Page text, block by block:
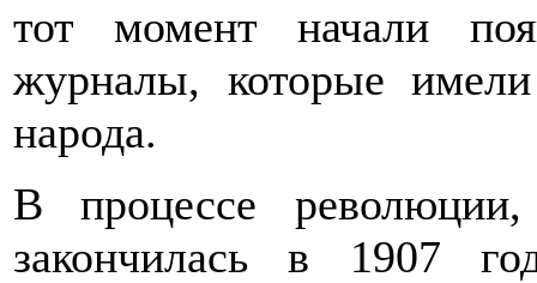
тот момент начали
журналы, которые
народа.
В процессе
закончилась в 1907